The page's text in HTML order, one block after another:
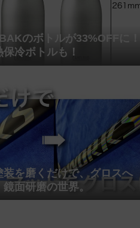
のボトルが33%OFFに！
冷ボトルも！
装を磨くだけで、グロスへ
面研磨の世界。